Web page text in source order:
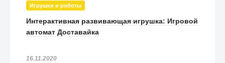
Игрушки и роботы
Интерактивная развивающая игрушка: Игровой
автомат Доставайка
16.11.2020